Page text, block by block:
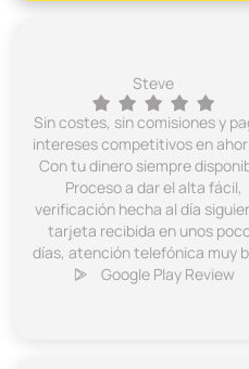
Steve
Sin costes, sin comisiones y
intereses competitivos en
Con tu dinero siempre
Proceso a dar el alta fácil,
verificación hecha al día
tarjeta recibida en unos
días, atención telefónica muy
Google Play Review